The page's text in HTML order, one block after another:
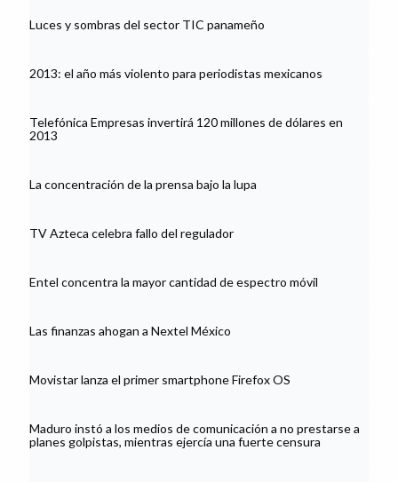
Luces y sombras del sector TIC panameño
2013: el año más violento para periodistas mexicanos
Telefónica Empresas invertirá 120 millones de dólares en
2013
La concentración de la prensa bajo la lupa
TV Azteca celebra fallo del regulador
Entel concentra la mayor cantidad de espectro móvil
Las finanzas ahogan a Nextel México
Movistar lanza el primer smartphone Firefox OS
Maduro instó a los medios de comunicación a no prestarse a
planes golpistas, mientras ejercía una fuerte censura